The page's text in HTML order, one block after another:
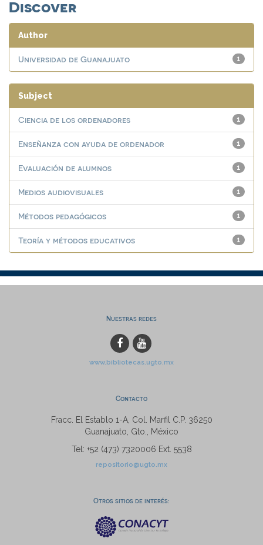
Discover
Author
1
Universidad de Guanajuato
Subject
1
Ciencia de los ordenadores
1
Enseñanza con ayuda de ordenador
1
Evaluación de alumnos
1
Medios audiovisuales
1
Métodos pedagógicos
1
Teoría y métodos educativos
Nuestras redes
www.bibliotecas.ugto.mx
Contacto
Fracc. El Establo 1-A, Col. Marfil C.P. 36250
Guanajuato, Gto., México
Tel: +52 (473) 7320006 Ext. 5538
repositorio@ugto.mx
Otros sitios de interés: